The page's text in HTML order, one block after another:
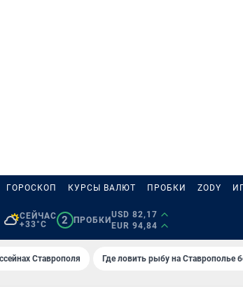
ГОРОСКОП КУРСЫ ВАЛЮТ ПРОБКИ ZODY
СЕЙЧАС
+33°C
2 ПРОБКИ
USD 82,17
EUR 94,84
Ставрополя Где ловить рыбу на Ставрополье